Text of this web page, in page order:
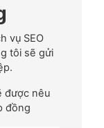
vụ SEO
tôi sẽ gửi
được nêu
đồng